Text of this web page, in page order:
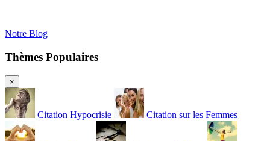
Notre Blog
Thèmes Populaires
×
Citation Hypocrisie Citation sur les Femmes